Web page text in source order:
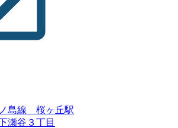
島線 桜ヶ丘駅
瀬谷３丁目